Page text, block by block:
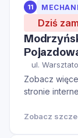
11
Dziś
ul.
Zobacz
stronie
Zobacz